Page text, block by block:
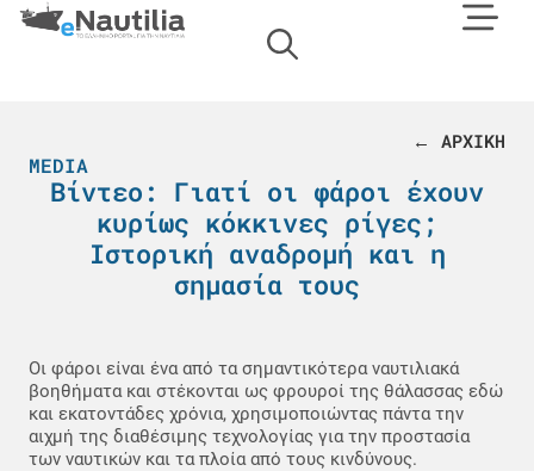
← ΑΡΧΙΚΗ
MEDIA
Βίντεο: Γιατί οι φάροι έχουν
κυρίως κόκκινες ρίγες;
Ιστορική αναδρομή και η
σημασία τους
Οι φάροι είναι ένα από τα σημαντικότερα ναυτιλιακά
βοηθήματα και στέκονται ως φρουροί της θάλασσας εδώ
και εκατοντάδες χρόνια, χρησιμοποιώντας πάντα την
αιχμή της διαθέσιμης τεχνολογίας για την προστασία
των ναυτικών και τα πλοία από τους κινδύνους.